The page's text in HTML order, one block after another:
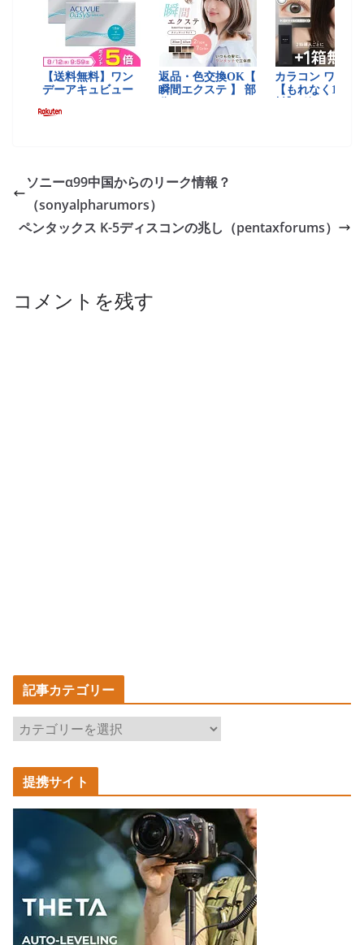
ソニーα99中国からのリーク情報？
（sonyalpharumors）
ペンタックス K-5ディスコンの兆し（pentaxforums）
コメントを残す
記事カテゴリー
記
事
カ
テ
ゴ
ー
提携サイト